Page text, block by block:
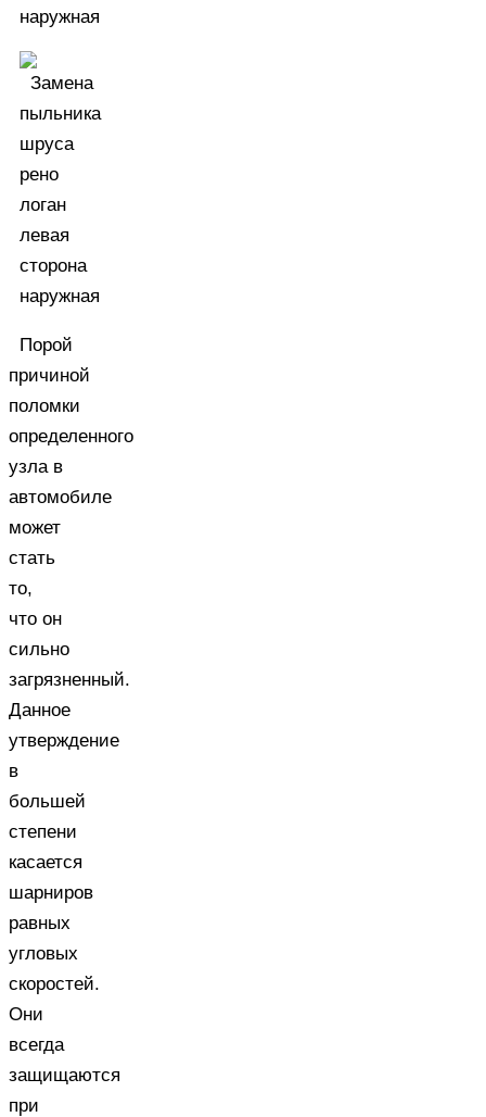
Порой
причиной
поломки
определенного
узла в
автомобиле
может
стать
то,
что он
сильно
загрязненный.
Данное
утверждение
в
большей
степени
касается
шарниров
равных
угловых
скоростей.
Они
всегда
защищаются
при